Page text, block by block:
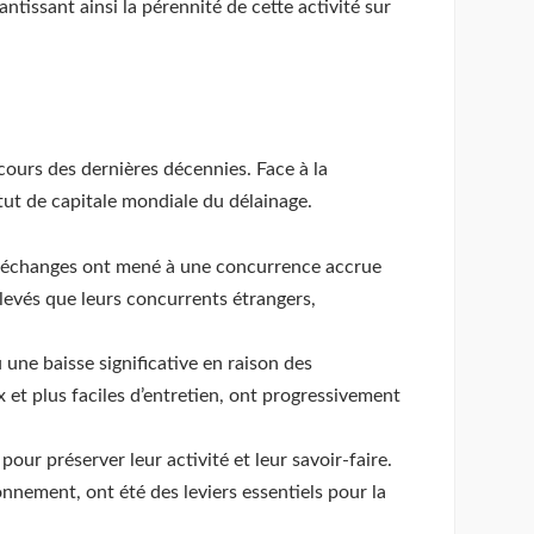
ainsi la pérennité de cette activité sur
des dernières décennies. Face à la
de capitale mondiale du délainage.
ont mené à une concurrence accrue
que leurs concurrents étrangers,
baisse significative en raison des
plus faciles d’entretien, ont progressivement
préserver leur activité et leur savoir-faire.
ont été des leviers essentiels pour la